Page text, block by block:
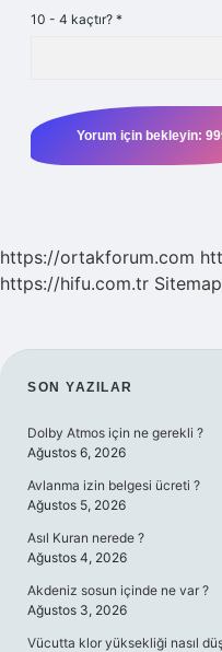
10 - 4 kaçtır? *
https://ortakforum.com
https://hifu.com.tr Sitemap
SIDEBAR
SON YAZILAR
Dolby Atmos için ne gerekli ?
Ağustos 6, 2026
Avlanma izin belgesi ücreti ?
Ağustos 5, 2026
Asıl Kuran nerede ?
Ağustos 4, 2026
Akdeniz sosun içinde ne var ?
Ağustos 3, 2026
Vücutta klor yüksekliği nasıl